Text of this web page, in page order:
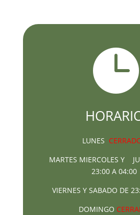

LUNES
MARTES MIERCOLES Y
23:00 A 04:00
VIERNES Y SABADO DE
DOMINGO